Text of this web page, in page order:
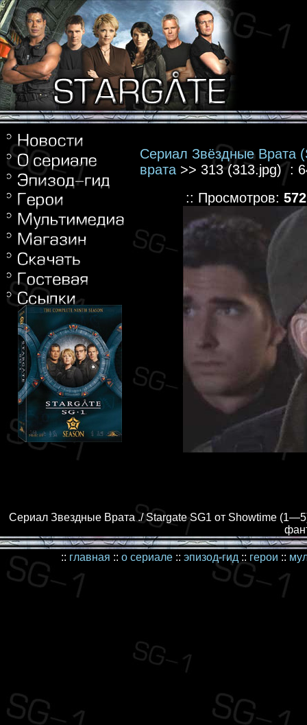
Сериал Звёздные Врата
врата >> 313 (313.jpg) :
:: Просмотров: 572
Сериал Звездные Врата ./ Stargate SG1 от Showtime
:: главная :: о сериале:: эпизод-гид :: герои ::